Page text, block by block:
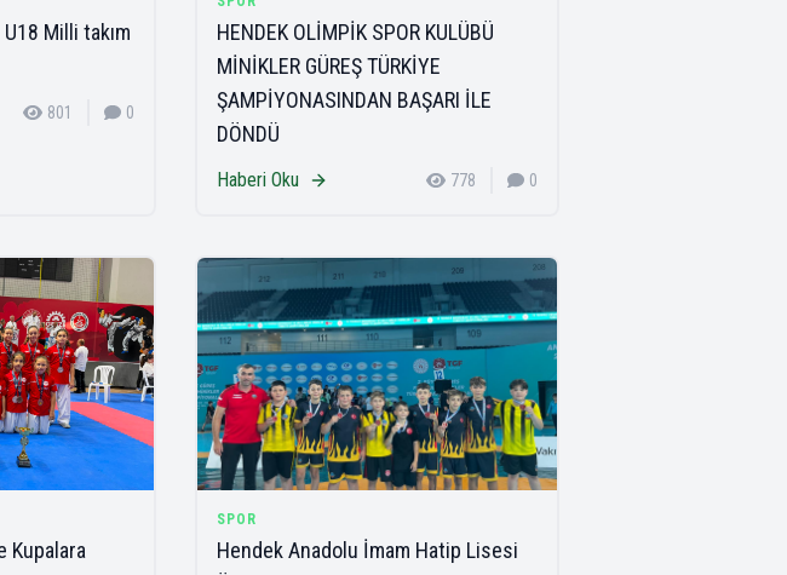
Milli takım
801 0
HENDEK OLİMPİK SPOR KULÜBÜ
MİNİKLER GÜREŞ TÜRKİYE
ŞAMPİYONASINDAN BAŞARI İLE
DÖNDÜ
Haberi Oku 778 0
Kupalara
SPOR
Hendek Anadolu İmam Hatip Lisesi